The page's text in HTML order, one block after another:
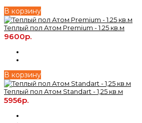
В корзину
Теплый пол Атом Premium - 1.25 кв.м
9600р.
В корзину
Теплый пол Атом Standart - 1,25 кв.м
5956р.